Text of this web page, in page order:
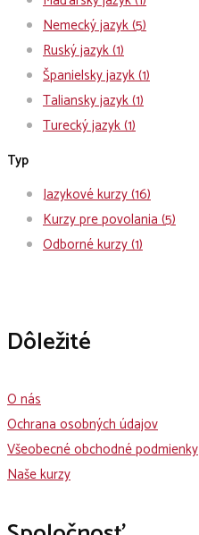
Nemecký jazyk(5)
Ruský jazyk(1)
Španielsky jazyk(1)
Taliansky jazyk(1)
Turecký jazyk(1)
Typ
Jazykové kurzy(16)
Kurzy pre povolania(5)
Odborné kurzy(1)
Dôležité
O nás
Ochrana osobných údajov
Všeobecné obchodné podmienky
Naše kurzy